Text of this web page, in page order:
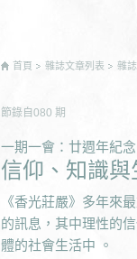
首頁 雜誌文章列表 雜
節錄自 080 期
一期一會：廿週年紀念
信仰、知識
《香光莊嚴》多年來
的訊息，其中理性的
體的社會生活中 。